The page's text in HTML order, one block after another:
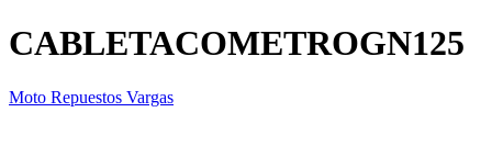
CABLETACOMETROGN125
Moto Repuestos Vargas